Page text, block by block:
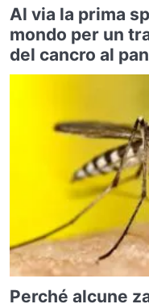
Al via la prima
mondo per un
del cancro al
Perché alcune